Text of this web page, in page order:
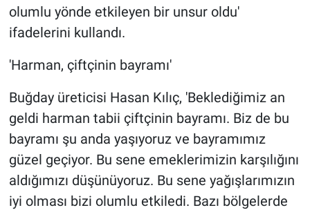
olumlu yönde etkileyen bir unsur oldu'
ifadelerini kullandı.
'Harman, çiftçinin bayramı'
Buğday üreticisi Hasan Kılıç, 'Beklediğimiz an
geldi harman tabii çiftçinin bayramı. Biz de bu
bayramı şu anda yaşıyoruz ve bayramımız
güzel geçiyor. Bu sene emeklerimizin karşılığını
aldığımızı düşünüyoruz. Bu sene yağışlarımızın
iyi olması bizi olumlu etkiledi. Bazı bölgelerde